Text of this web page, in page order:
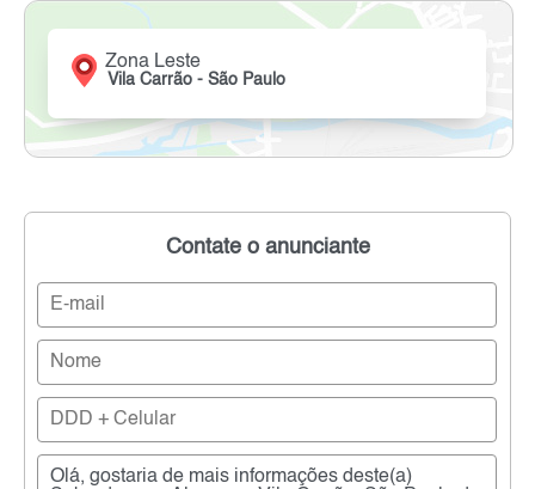
Zona Leste
Vila Carrão - São Paulo
Contate o anunciante